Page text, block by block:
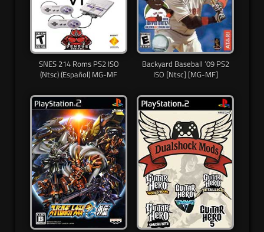
SNES 214 Roms PS2 ISO
(Ntsc) (Español) MG-MF
Backyard Baseball ’09 PS2
ISO [Ntsc] [MG-MF]